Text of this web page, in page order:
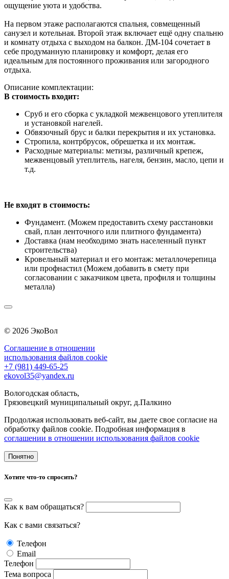
ощущение уюта и удобства.
На первом этаже располагаются спальня, совмещенный
санузел и котельная. Второй этаж включает ещё одну спальню
и комнату отдыха с выходом на балкон. ДМ-104 сочетает в
себе продуманную планировку и комфорт, делая его
идеальным для постоянного проживания или загородного
отдыха.
Описание комплектации:
В стоимость входит:
Сруб и его сборка с укладкой межвенцового утеплителя
и установкой нагелей.
Обвязочный брус и балки перекрытия и их установка.
Стропила, контрбрусок, обрешетка и их монтаж.
Расходные материалы: метизы, различный крепеж,
межвенцовый утеплитель, нагеля, бензин, масло, цепи и
т.д.
Не входят в стоимость:
Фундамент. (Можем предоставить схему расстановки
свай, план ленточного или плитного фундамента)
Доставка (нам необходимо знать населенный пункт
строительства)
Кровельный материал и его монтаж: металлочерепица
или профнастил (Можем добавить в смету при
согласовании с заказчиком цвета, профиля и толщины
металла)
© 2026 ЭкоВол
Соглашение в отношении
использования файлов cookie
+7 (981) 449-65-25
ekovol35@yandex.ru
Вологодская область,
Грязовецкий муниципальный округ, д.Палкино
Продолжая использовать веб-сайт, вы даете свое согласие на
обработку файлов cookie. Подробная информация в
cоглашении в отношении использования файлов cookie
Понятно
Хотите что-то спросить?
Как к вам обращаться?
Как с вами связаться?
Телефон
Email
Телефон
Тема вопроса